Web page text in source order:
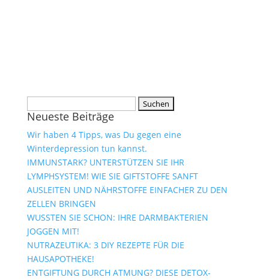
nach:
Neueste Beiträge
Wir haben 4 Tipps, was Du gegen eine
Winterdepression tun kannst.
IMMUNSTARK? UNTERSTÜTZEN SIE IHR
LYMPHSYSTEM! WIE SIE GIFTSTOFFE SANFT
AUSLEITEN UND NÄHRSTOFFE EINFACHER ZU DEN
ZELLEN BRINGEN
WUSSTEN SIE SCHON: IHRE DARMBAKTERIEN
JOGGEN MIT!
NUTRAZEUTIKA: 3 DIY REZEPTE FÜR DIE
HAUSAPOTHEKE!
ENTGIFTUNG DURCH ATMUNG? DIESE DETOX-